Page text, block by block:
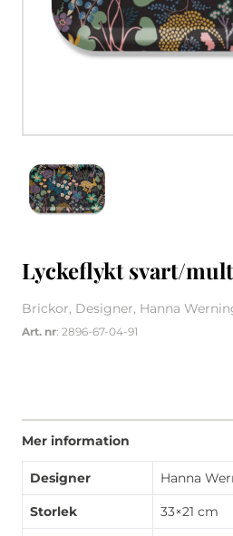
Lyckeflykt svart/
Brickor, Designer, Hanna
Art. nr: 2896-67-04-91
Mer information
Designer Hanna
Storlek 33×21 cm